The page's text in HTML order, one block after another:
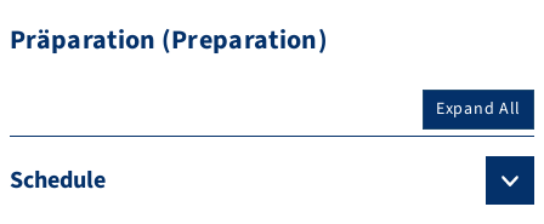
Präparation (Preparation)
Expand All
Schedule